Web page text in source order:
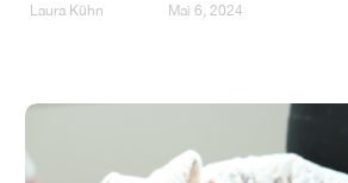
Laura Kühn Mai 6, 2024